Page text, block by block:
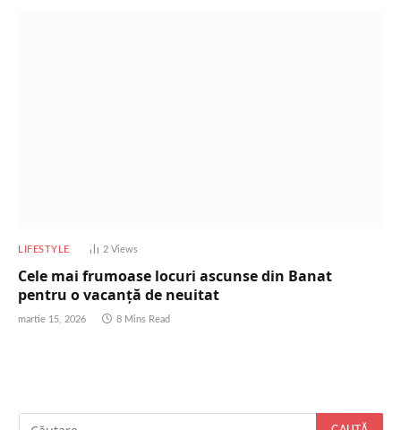
LIFESTYLE 2 Views
Cele mai frumoase locuri ascunse din Banat
pentru o vacanță de neuitat
martie 15, 2026 8 Mins Read